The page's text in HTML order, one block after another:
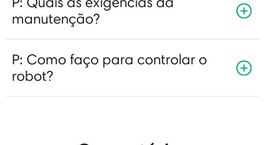
manutenção?
P: Como faço para controlar o
robot?